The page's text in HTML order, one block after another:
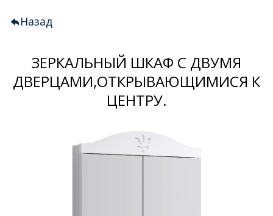
Унитазы
Мебель для ванных комнат
Кухонные мойки
Назад
ЗЕРКАЛЬНЫЙ ШКАФ С ДВУМЯ
ДВЕРЦАМИ,ОТКРЫВАЮЩИМИСЯ К
ЦЕНТРУ.